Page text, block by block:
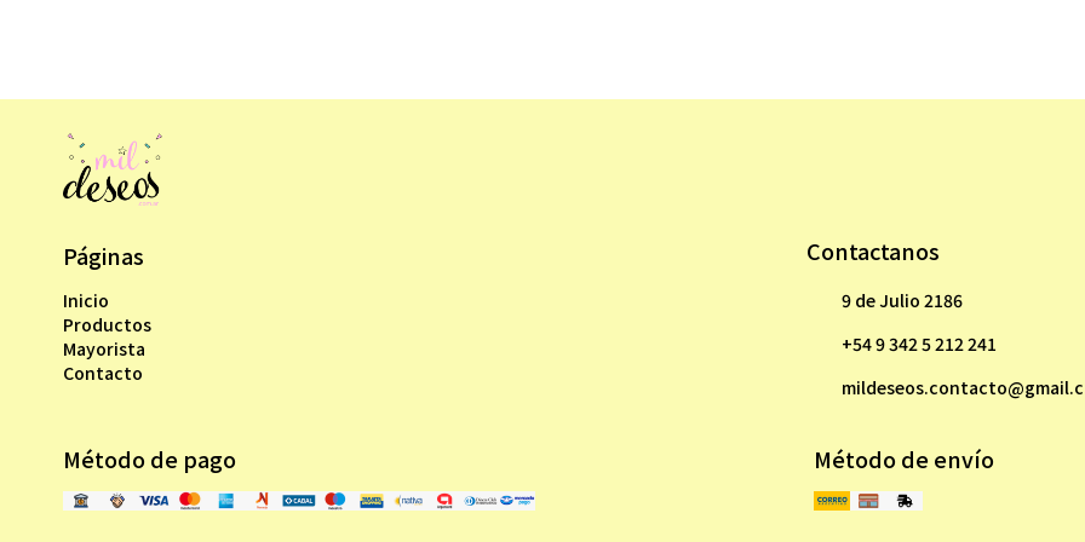
Páginas
Inicio
Productos
Mayorista
Contacto
Contactanos
9 de Julio 2186
+54 9 342 5 212 241
Método de pago Método de envío